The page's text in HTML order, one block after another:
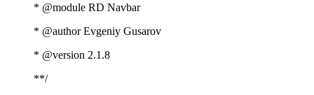
* @module RD Navbar
* @author Evgeniy Gusarov
* @version 2.1.8
**/